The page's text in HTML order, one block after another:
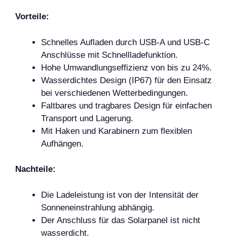
Vorteile:
Schnelles Aufladen durch USB-A und USB-C
Anschlüsse mit Schnellladefunktion.
Hohe Umwandlungseffizienz von bis zu 24%.
Wasserdichtes Design (IP67) für den Einsatz
bei verschiedenen Wetterbedingungen.
Faltbares und tragbares Design für einfachen
Transport und Lagerung.
Mit Haken und Karabinern zum flexiblen
Aufhängen.
Nachteile:
Die Ladeleistung ist von der Intensität der
Sonneneinstrahlung abhängig.
Der Anschluss für das Solarpanel ist nicht
wasserdicht.